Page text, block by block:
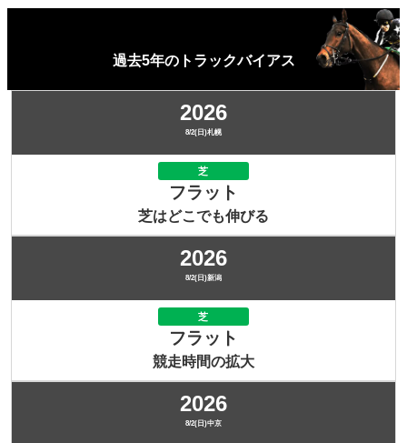
過去5年のトラックバイアス
2026
8/2(日)札幌
芝
フラット
芝はどこでも伸びる
2026
8/2(日)新潟
芝
フラット
競走時間の拡大
2026
8/2(日)中京